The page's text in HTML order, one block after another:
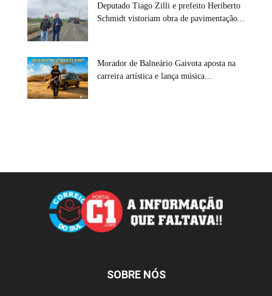
Deputado Tiago Zilli e prefeito Heriberto
Schmidt vistoriam obra de pavimentação...
Morador de Balneário Gaivota aposta na
carreira artística e lança música...
SOBRE NÓS